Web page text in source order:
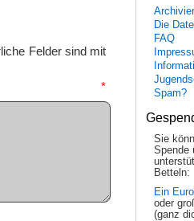
Felder sind mit
*
Die
FAQ
Spam?
Sie
Spende
Betteln:
Ein Euro
oder
(ganz